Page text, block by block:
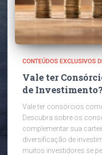
CONTEÚDOS EXCLUSIVOS
Vale ter
de Investimento?
Vale ter consórcios
Descubra sobre os
complementar sua
diversificação de
muitos investidores se